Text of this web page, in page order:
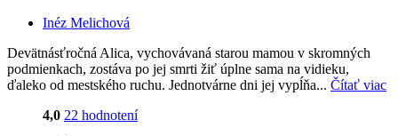
Inéz Melichová
Devätnásťročná Alica, vychovávaná starou mamou v skromných
podmienkach, zostáva po jej smrti žiť úplne sama na vidieku,
ďaleko od mestského ruchu. Jednotvárne dni jej vypĺňa... Čítať viac
4,0 22 hodnotení